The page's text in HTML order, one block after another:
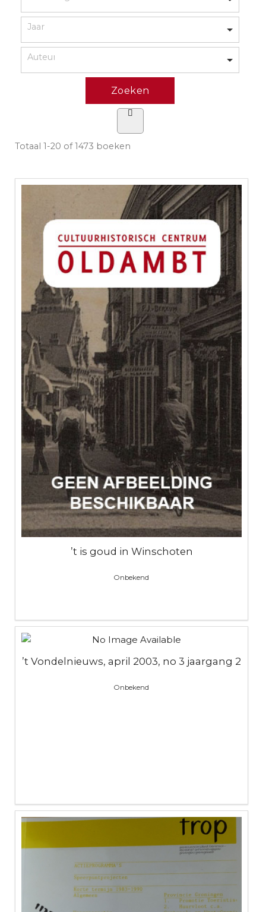
Totaal 1-20 of 1473 boeken
’t is goud in Winschoten
Onbekend
’t Vondelnieuws, april 2003, no 3 jaargang 2
Onbekend